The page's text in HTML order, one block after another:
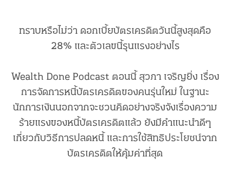
ทราบหรือไม่ว่า ดอกเบี้ยบัตรเครดิตวันนี้สูงสุดคือ
28% และตัวเลขนี้รุนแรงอย่างไร
Wealth Done Podcast ตอนนี้ สุวภา เจริญยิ่ง เรื่อง
การจัดการหนี้บัตรเครดิตของคนรุ่นใหม่ ในฐานะ
นักการเงินนอกจากจะชวนคิดอย่างจริงจังเรื่องความ
ร้ายแรงของหนี้บัตรเครดิตแล้ว ยังมีคำแนะนำดีๆ
เกี่ยวกับวิธีการปลดหนี้ และการใช้สิทธิประโยชน์จาก
บัตรเครดิตให้คุ้มค่าที่สุด